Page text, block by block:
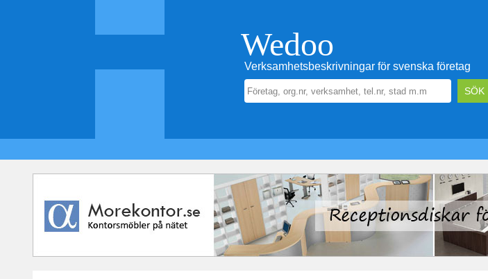
Wedoo
Verksamhetsbeskrivningar för svenska företag